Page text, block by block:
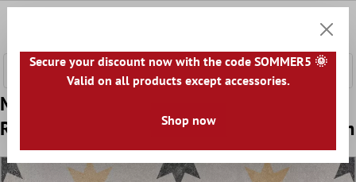
Cesta
Muestra Azulejos De Cemento Aspecto
Retro Toulon Pavimento Jorge 18,6x18,6cm
Secure your discount now with the code SOMMER5 🌞
Valid on all products except accessories.
Shop now